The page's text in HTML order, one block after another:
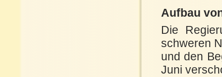
Aufbau
Die
schweren
und den
Juni